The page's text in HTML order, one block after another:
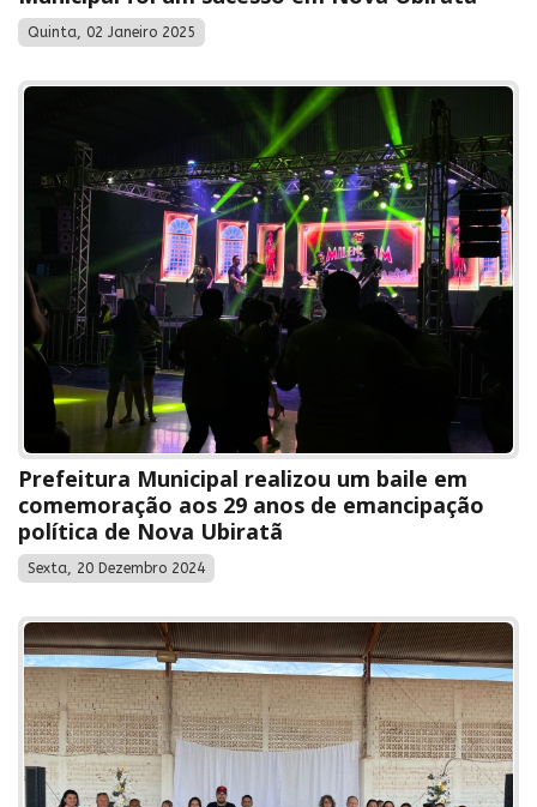
Quinta, 02 Janeiro 2025
Prefeitura Municipal realizou um baile em
comemoração aos 29 anos de emancipação
política de Nova Ubiratã
Sexta, 20 Dezembro 2024